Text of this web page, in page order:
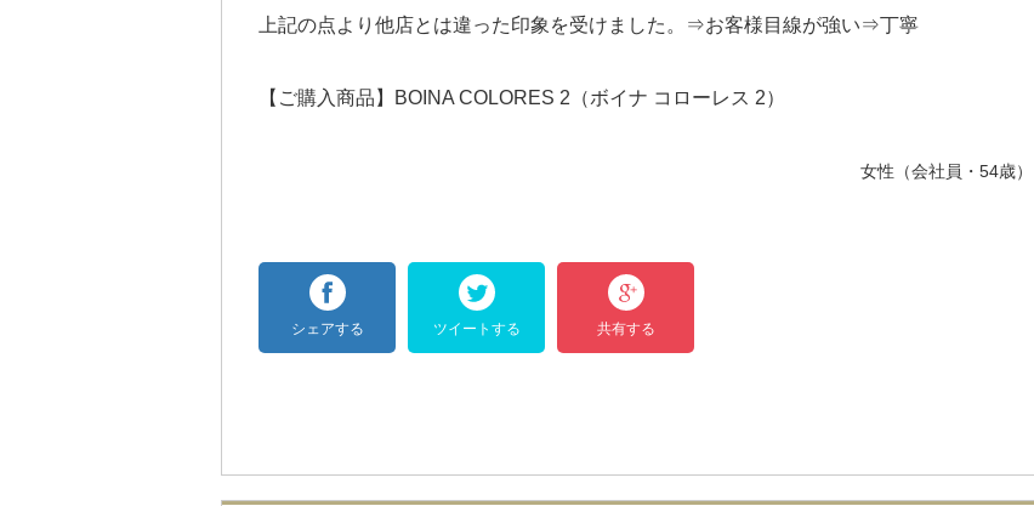
上記の点より他店とは違った印象を受けました。⇒お客様目線が強い⇒丁寧
【ご購入商品】BOINA COLORES 2（ボイナ コローレス 2）
女性（会社員・54歳）
シェアする ツイートする 共有する